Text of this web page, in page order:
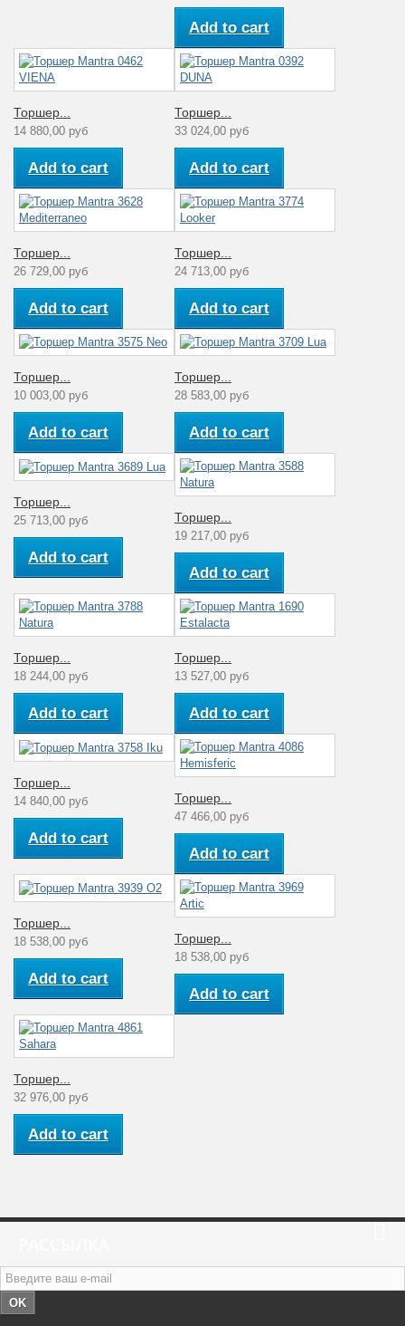
Add to cart
Торшер...
14 880,00 руб
Add to cart
Торшер...
33 024,00 руб
Add to cart
Торшер...
26 729,00 руб
Add to cart
Торшер...
24 713,00 руб
Add to cart
Торшер...
10 003,00 руб
Add to cart
Торшер...
28 583,00 руб
Add to cart
Торшер...
25 713,00 руб
Add to cart
Торшер...
19 217,00 руб
Add to cart
Торшер...
18 244,00 руб
Add to cart
Торшер...
13 527,00 руб
Add to cart
Торшер...
14 840,00 руб
Add to cart
Торшер...
47 466,00 руб
Add to cart
Торшер...
18 538,00 руб
Add to cart
Торшер...
18 538,00 руб
Add to cart
Торшер...
32 976,00 руб
Add to cart
OK